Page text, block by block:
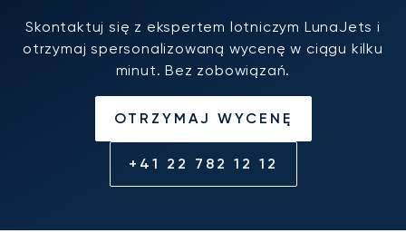
Skontaktuj się z ekspertem lotniczym LunaJets i
otrzymaj spersonalizowaną wycenę w ciągu kilku
minut. Bez zobowiązań.
OTRZYMAJ WYCENĘ
+41 22 782 12 12